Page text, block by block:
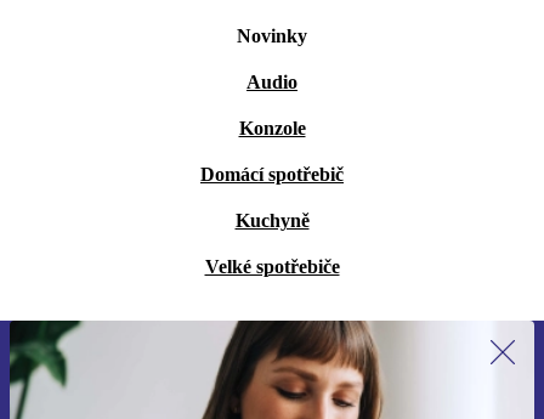
Novinky
Audio
Konzole
Domácí spotřebič
Kuchyně
Velké spotřebiče
Přihlas se k odběru našich novinek a
ušetři 400 Kč!